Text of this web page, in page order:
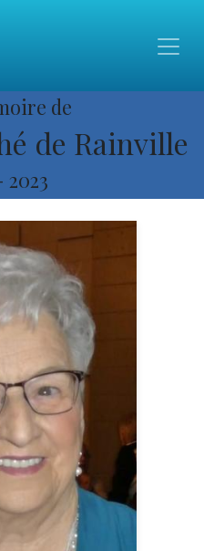
de
de Rainville
2023